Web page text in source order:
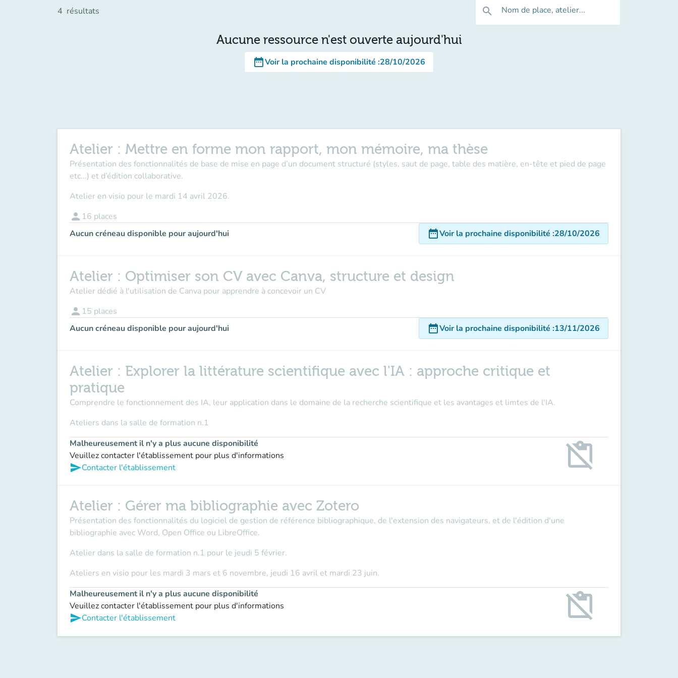
4 résultats search Nom de place, atelier...
Aucune ressource n'est ouverte aujourd'hui
date_rangeVoir la prochaine disponibilité :28/10/2026
Atelier : Mettre en forme mon rapport, mon mémoire, ma thèse
Présentation des fonctionnalités de base de mise en page d’un document structuré (styles, saut de page, table des matière, en-tête et pied de page
etc...) et d’édition collaborative.
Atelier en visio pour le mardi 14 avril 2026.
person 16 places
Aucun créneau disponible pour aujourd'hui
date_rangeVoir la prochaine disponibilité :28/10/2026
Atelier : Optimiser son CV avec Canva, structure et design
Atelier dédié à l'utilisation de Canva pour apprendre à concevoir un CV
person 15 places
Aucun créneau disponible pour aujourd'hui
date_rangeVoir la prochaine disponibilité :13/11/2026
Atelier : Explorer la littérature scientifique avec l'IA : approche critique et
pratique
Comprendre le fonctionnement des IA, leur application dans le domaine de la recherche scientifique et les avantages et limtes de l'IA.
Ateliers dans la salle de formation n.1
Malheureusement il n'y a plus aucune disponibilité
Veuillez contacter l'établissement pour plus d'informations
sendContacter l'établissement content_paste_off
Atelier : Gérer ma bibliographie avec Zotero
Présentation des fonctionnalités du logiciel de gestion de référence bibliographique, de l'extension des navigateurs, et de l'édition d'une
bibliographie avec Word, Open Office ou LibreOffice.
Atelier dans la salle de formation n.1 pour le jeudi 5 février.
Ateliers en visio pour les mardi 3 mars et 6 novembre, jeudi 16 avril et mardi 23 juin.
Malheureusement il n'y a plus aucune disponibilité
Veuillez contacter l'établissement pour plus d'informations
sendContacter l'établissement content_paste_off